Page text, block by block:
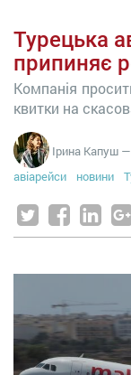
Турецька
припиняє
Компанія
квитки на
Ірина Капуш —
авіарейси
новини